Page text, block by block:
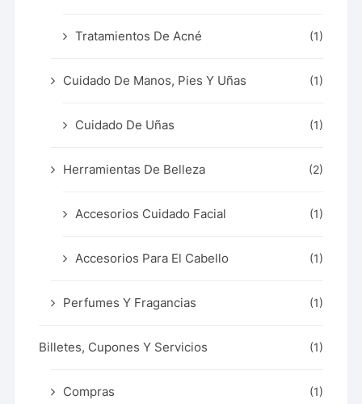
Tratamientos De Acné (1)
Cuidado De Manos, Pies Y Uñas (1)
Cuidado De Uñas (1)
Herramientas De Belleza (2)
Accesorios Cuidado Facial (1)
Accesorios Para El Cabello (1)
Perfumes Y Fragancias (1)
Billetes, Cupones Y Servicios (1)
Compras (1)